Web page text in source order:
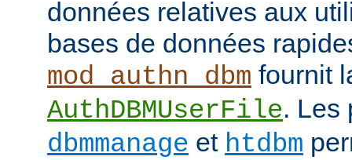
données relatives aux
bases de données
mod_authn_dbm fournit
AuthDBMUserFile. Les
dbmmanage et htdbm